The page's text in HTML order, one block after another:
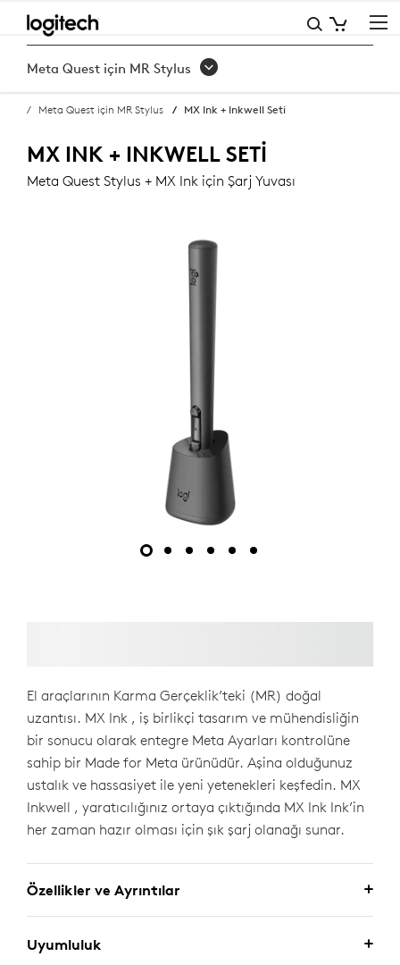
MX
INK
+
INKWELL
SETI
SATIN
Meta Quest için MR Stylus
Meta Quest için MR Stylus MX Ink + Inkwell Seti
MX INK + INKWELL SETI
Meta Quest Stylus + MX Ink için Şarj Yuvası
El araçlarının Karma Gerçeklik’teki (MR) doğal
uzantısı. MX Ink , iş birlikçi tasarım ve mühendisliğin
bir sonucu olarak entegre Meta Ayarları kontrolüne
sahip bir Made for Meta ürünüdür. Aşina olduğunuz
ustalık ve hassasiyet ile yeni yetenekleri keşfedin. MX
Inkwell , yaratıcılığınız ortaya çıktığında MX Ink Ink’in
her zaman hazır olması için şık şarj olanağı sunar.
Özellikler ve Ayrıntılar
Uyumluluk